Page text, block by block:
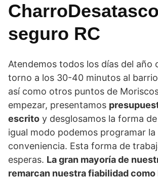
seguro RC
Atendemos todos los días del año
torno a los 30-40 minutos al
así como otros puntos de
empezar, presentamos
escrito y desglosamos la forma
igual modo podemos programar la
conveniencia. Esta forma de
esperas. La gran mayoría de
remarcan nuestra fiabilidad como